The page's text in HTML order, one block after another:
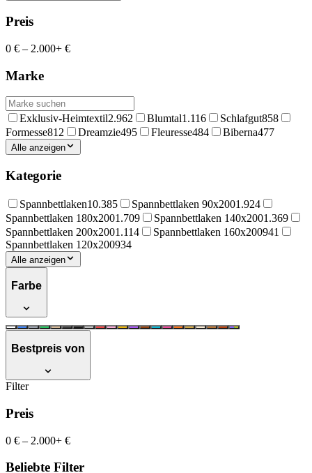
Preis
0 € – 2.000+ €
Marke
Exklusiv-Heimtextil2.962 Blumtal1.116 Schlafgut858
Formesse812 Dreamzie495 Fleuresse484 Biberna477
Alle anzeigen
Kategorie
Spannbettlaken10.385 Spannbettlaken 90x2001.924
Spannbettlaken 180x2001.709 Spannbettlaken 140x2001.369
Spannbettlaken 200x2001.114 Spannbettlaken 160x200941
Spannbettlaken 120x200934
Alle anzeigen
Farbe
Bestpreis von
Filter
Preis
0 € – 2.000+ €
Beliebte Filter